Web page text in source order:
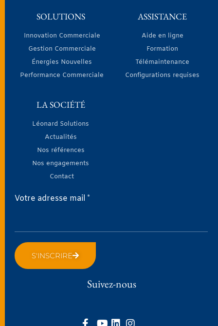
SOLUTIONS
Innovation Commerciale
Gestion Commerciale
Énergies Nouvelles
Performance Commerciale
ASSISTANCE
Aide en ligne
Formation
Télémaintenance
Configurations requises
LA SOCIÉTÉ
Léonard Solutions
Actualités
Nos références
Nos engagements
Contact
Votre adresse mail *
S'INSCRIRE
Suivez-nous